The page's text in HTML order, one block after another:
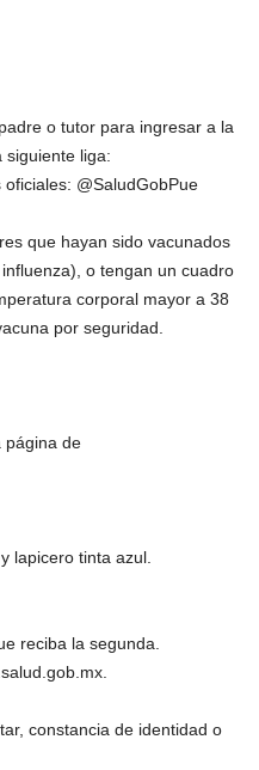
o tutor para ingresar a la
siguiente liga:
@SaludGobPue
que hayan sido vacunados
o tengan un cuadro
corporal mayor a 38
por seguridad.
página de
lapicero tinta azul.
reciba la segunda.
constancia de identidad o